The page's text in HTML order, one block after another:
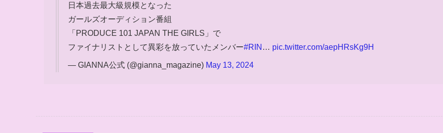
⽇本過去最⼤級規模となった
ガールズオーディション番組
「PRODUCE 101 JAPAN THE GIRLS」で
ファイナリストとして異彩を放っていたメンバー#RIN … pic.twitter.com/aepHRsKg9H
— GIANNA公式 (@gianna_magazine) May 13, 2024